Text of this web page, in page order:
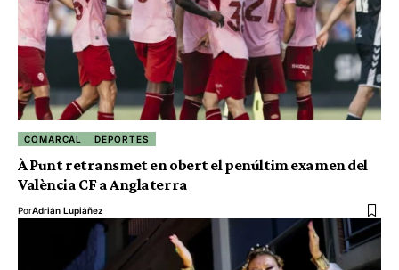
COMARCAL DEPORTES
À Punt retransmet en obert el penúltim examen del
València CF a Anglaterra
PorAdrián Lupiáñez